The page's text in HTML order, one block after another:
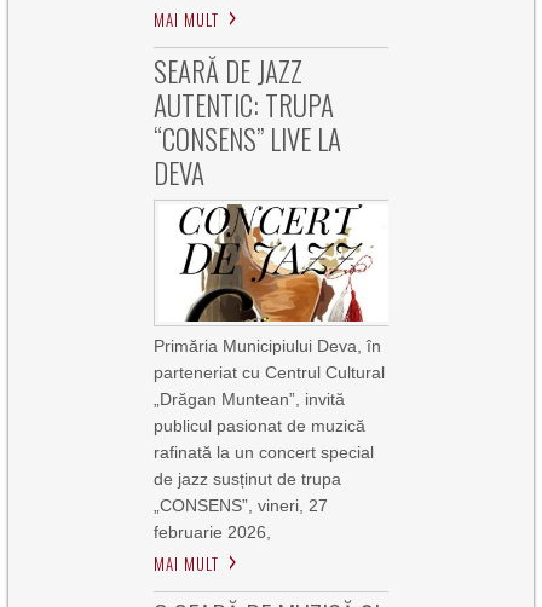
MAI MULT
SEARĂ DE JAZZ
AUTENTIC: TRUPA
“CONSENS” LIVE LA
DEVA
Primăria Municipiului Deva, în
parteneriat cu Centrul Cultural
„Drăgan Muntean”, invită
publicul pasionat de muzică
rafinată la un concert special
de jazz susținut de trupa
„CONSENS”, vineri, 27
februarie 2026,
MAI MULT